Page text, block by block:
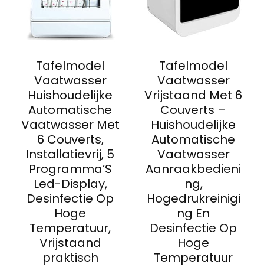
Tafelmodel
Vaatwasser
Huishoudelijke
Automatische
Vaatwasser Met
6 Couverts,
Installatievrij, 5
Programma’S
Led-Display,
Desinfectie Op
Hoge
Temperatuur,
Vrijstaand
praktisch
Tafelmodel
Vaatwasser
Vrijstaand Met 6
Couverts –
Huishoudelijke
Automatische
Vaatwasser
Aanraakbedieni
ng,
Hogedrukreinigi
ng En
Desinfectie Op
Hoge
Temperatuur